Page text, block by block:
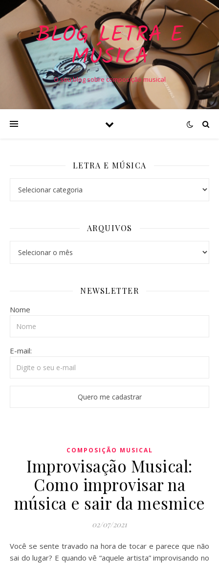
BLOG LETRA E
MÚSICA
O seu blog sobre composição musical
LETRA E MÚSICA
ARQUIVOS
NEWSLETTER
Nome
E-mail:
COMPOSIÇÃO MUSICAL
Improvisação Musical:
Como improvisar na
música e sair da mesmice
02/07/2021
Você se sente travado na hora de tocar e parece que não
sai do lugar? E quando vê “aquele artista” improvisando no